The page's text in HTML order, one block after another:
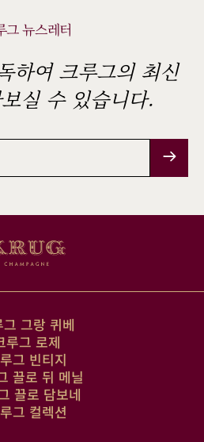
뉴스레터
하여 크루그의 최신
실 수 있습니다.
그랑 퀴베
그 로제
그 빈티지
끌로 뒤 메닐
끌로 담보네
그 컬렉션